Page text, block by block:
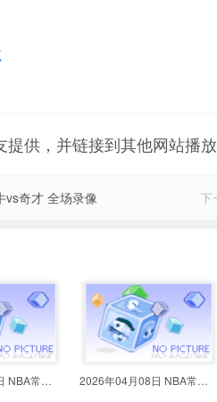
供，并链接到其他网站播放
vs奇才 全场录像 下
2026年04月08日 NBA常规赛 雷霆vs 2026年04月08日 NBA常规赛 独行侠v